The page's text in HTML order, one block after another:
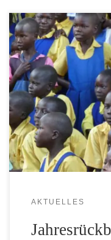
Liebe Freunde und
e.V. Zum
Mauritz e.V. über das
Freunden und
danken.
AKTUELLES